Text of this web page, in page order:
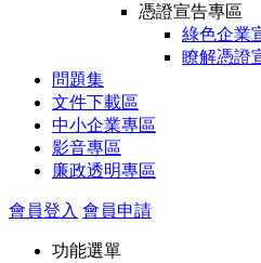
憑證宣告專區
綠色企業
瞭解憑證
問題集
文件下載區
中小企業專區
影音專區
廉政透明專區
會員登入 會員申請
功能選單